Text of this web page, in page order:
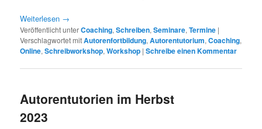
Weiterlesen →
Veröffentlicht unterCoaching,Schreiben,Seminare,Termine |
Verschlagwortet mitAutorenfortbildung,Autorentutorium,Coaching,
Online,Schreibworkshop,Workshop |Schreibe einen Kommentar
Autorentutorien im Herbst
2023